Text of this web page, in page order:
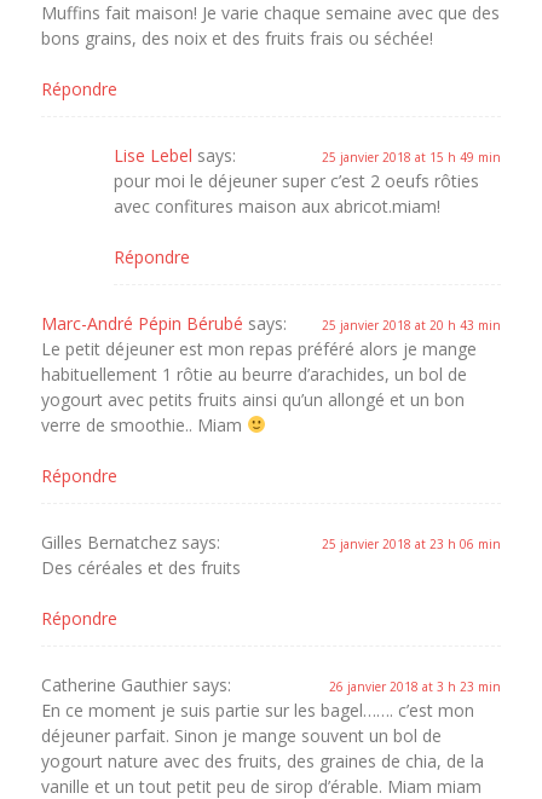
Muffins fait maison! Je varie chaque semaine avec que des
bons grains, des noix et des fruits frais ou séchée!
Répondre
Lise Lebel says: 25 janvier 2018 at 15 h 49 min
pour moi le déjeuner super c’est 2 oeufs rôties
avec confitures maison aux abricot.miam!
Répondre
Marc-André Pépin Bérubé says: 25 janvier 2018 at 20 h 43 min
Le petit déjeuner est mon repas préféré alors je mange
habituellement 1 rôtie au beurre d’arachides, un bol de
yogourt avec petits fruits ainsi qu’un allongé et un bon
verre de smoothie.. Miam
Répondre
Gilles Bernatchez says: 25 janvier 2018 at 23 h 06 min
Des céréales et des fruits
Répondre
Catherine Gauthier says: 26 janvier 2018 at 3 h 23 min
En ce moment je suis partie sur les bagel……. c’est mon
déjeuner parfait. Sinon je mange souvent un bol de
yogourt nature avec des fruits, des graines de chia, de la
vanille et un tout petit peu de sirop d’érable. Miam miam